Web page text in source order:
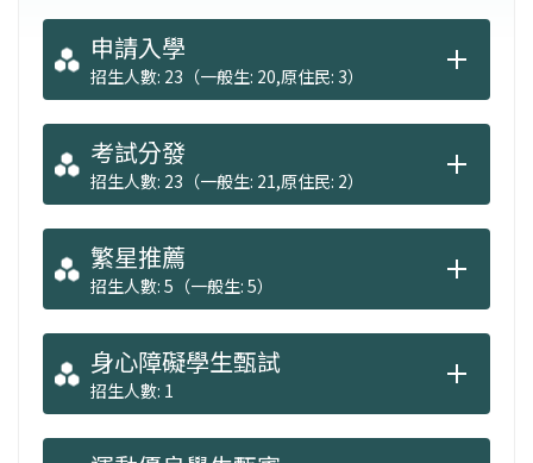
申請入學
招生人數: 23（一般生: 20,原住民: 3）
考試分發
招生人數: 23（一般生: 21,原住民: 2）
繁星推薦
招生人數: 5（一般生: 5）
身心障礙學生甄試
招生人數: 1